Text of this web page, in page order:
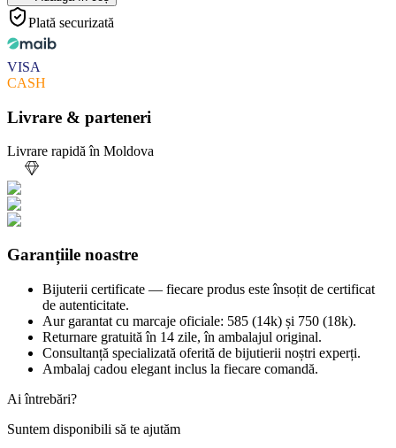
Plată securizată
VISA
CASH
Livrare & parteneri
Livrare rapidă în Moldova
Garanțiile noastre
Bijuterii certificate — fiecare produs este însoțit de certificat
de autenticitate.
Aur garantat cu marcaje oficiale: 585 (14k) și 750 (18k).
Returnare gratuită în 14 zile, în ambalajul original.
Consultanță specializată oferită de bijutierii noștri experți.
Ambalaj cadou elegant inclus la fiecare comandă.
Ai întrebări?
Suntem disponibili să te ajutăm